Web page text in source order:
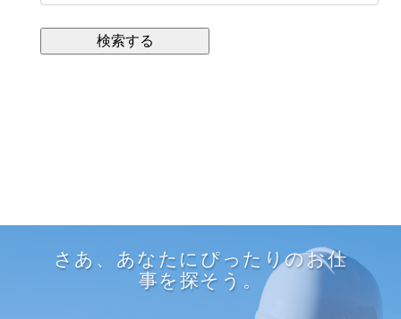
さあ、あなたにぴったりのお仕
事を探そう。